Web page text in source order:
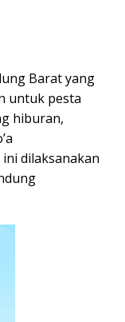
Barat yang
untuk pesta
hiburan,
dilaksanakan